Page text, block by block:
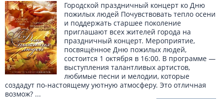
Городской праздничный концерт ко Дню
пожилых людей Почувствовать тепло осени
и поддержать старшее поколение
приглашают всех жителей города на
праздничный концерт. Мероприятие,
посвящённое Дню пожилых людей,
состоится 1 октября в 16:00. В программе —
выступления талантливых артистов,
любимые песни и мелодии, которые
создадут по-настоящему уютную атмосферу. Это отличная
возмож? ...